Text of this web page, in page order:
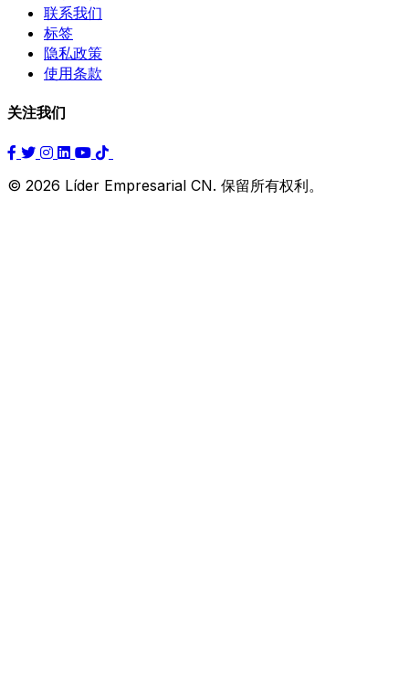
联系我们
标签
隐私政策
使用条款
关注我们
© 2026 Líder Empresarial CN. 保留所有权利。